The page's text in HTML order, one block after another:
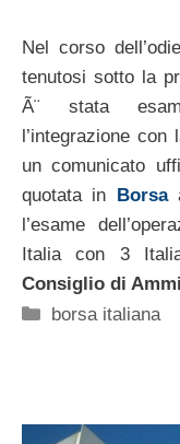
Nel corso
tenutosi sotto la
Ã¨ stata
l’integrazione
un comunicato
quotata in Borsa
l’esame
Italia con 3
Consiglio di
Categorie
borsa italiana